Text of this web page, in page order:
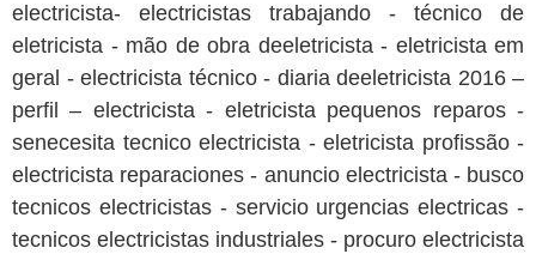
electricista- electricistas trabajando - técnico de
eletricista - mão de obra deeletricista - eletricista em
geral - electricista técnico - diaria deeletricista 2016 –
perfil – electricista - eletricista pequenos reparos -
senecesita tecnico electricista - eletricista profissão -
electricista reparaciones - anuncio electricista - busco
tecnicos electricistas - servicio urgencias electricas -
tecnicos electricistas industriales - procuro electricista